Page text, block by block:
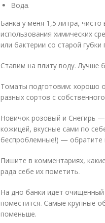
Вода.
Банка у меня 1,5 литра,
использования химических
или бактерии со старой
Ставим на плиту воду. Лучше
Томаты подготовим: хорошо
разных сортов с
Новичок розовый и Снегирь
кожицей, вкусные сами по
беспроблемные!) — обратите
Пишите в комментариях,
рада себе их пометить.
На дно банки идет
поместится. Самые крупные
поменьше.